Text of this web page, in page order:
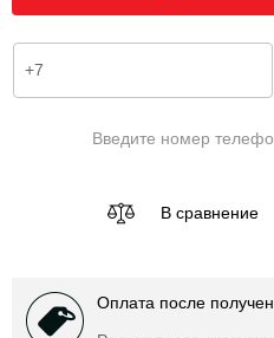
Введите номер
В сравнение
Оплата после